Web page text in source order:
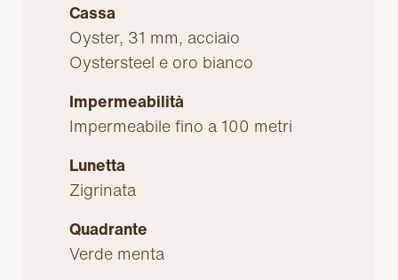
Cassa
Oyster, 31 mm, acciaio
Oystersteel e oro bianco
Impermeabilità
Impermeabile fino a 100 metri
Lunetta
Zigrinata
Quadrante
Verde menta